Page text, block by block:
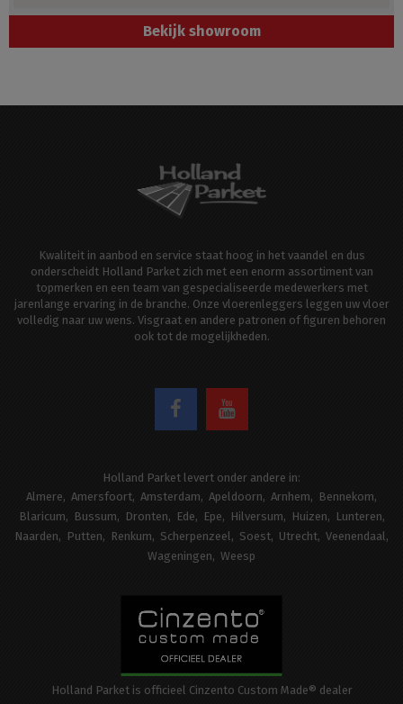
Bekijk showroom
Kwaliteit in aanbod en service staat hoog in het vaandel en dus
onderscheidt Holland Parket zich met een enorm assortiment van
topmerken en een team van gespecialiseerde medewerkers met
jarenlange ervaring in de branche. Onze vloerenleggers leggen uw vloer
volledig naar uw wens. Visgraat en andere patronen of figuren behoren
ook tot de mogelijkheden.
Holland Parket levert onder andere in:
Almere
Amersfoort Amsterdam Apeldoorn Arnhem
Bennekom
Blaricum
Bussum Dronten Ede Epe Hilversum Huizen
Lunteren
Naarden
Putten Renkum Scherpenzeel Soest Utrecht Veenendaal
Wageningen
Weesp
Holland Parket is officieel Cinzento Custom Made® dealer